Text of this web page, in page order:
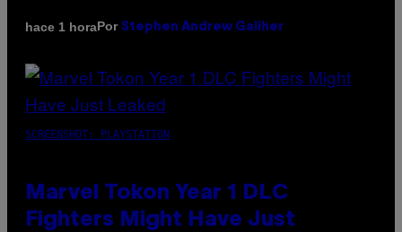
hace 1 horaPor Stephen Andrew Galiher
SCREENSHOT: PLAYSTATION
Marvel Tokon Year 1 DLC
Fighters Might Have Just